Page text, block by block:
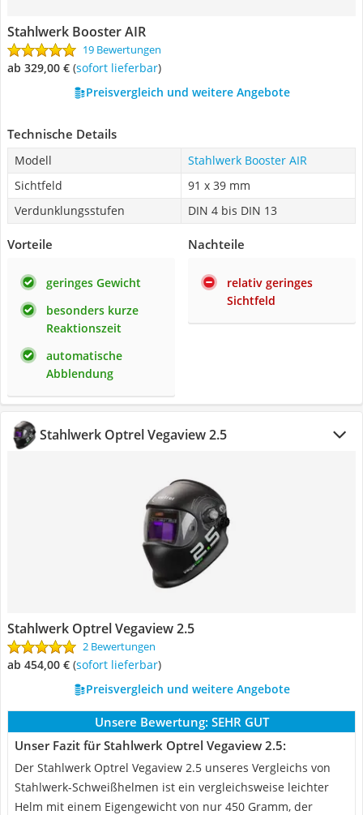
Stahlwerk Booster AIR
19 Bewertungen
ab 329,00 € ( Sofort lieferbar)
Preisvergleich und weitere Angebote
Technische Details
Modell
Stahlwerk Booster AIR
Sichtfeld
91 x 39 mm
Verdunklungsstufen
DIN 4 bis DIN 13
Vorteile
geringes Gewicht
besonders kurze
Reaktionszeit
automatische
Abblendung
Nachteile
relativ geringes
Sichtfeld
Stahlwerk Optrel Vegaview 2.5
Stahlwerk Optrel Vegaview 2.5
2 Bewertungen
ab 454,00 € ( Sofort lieferbar)
Preisvergleich und weitere Angebote
Unsere Bewertung: SEHR GUT
Unser Fazit für Stahlwerk Optrel Vegaview 2.5:
Der Stahlwerk Optrel Vegaview 2.5 unseres Vergleichs von
Stahlwerk-Schweißhelmen ist ein vergleichsweise leichter
Helm mit einem Eigengewicht von nur 450 Gramm, der